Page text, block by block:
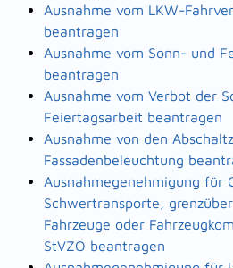
Ausnahme vom LKW-
beantragen
Ausnahme vom Sonn- und
beantragen
Ausnahme vom Verbot der
Feiertagsarbeit beantragen
Ausnahme von den
Fassadenbeleuchtung
Ausnahmegenehmigung für
Schwertransporte,
Fahrzeuge oder
StVZO beantragen